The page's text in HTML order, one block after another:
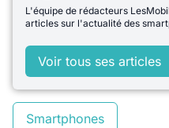
L'équipe de rédacteurs
articles sur l'actualité des
Voir tous ses articles
Smartphones